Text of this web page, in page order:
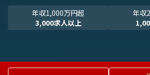
年収1,000万円超
3,000求人以上
年収